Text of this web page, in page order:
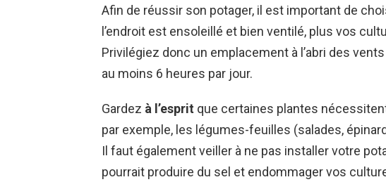
Afin de réussir son potager, il est important de
l’endroit est ensoleillé et bien ventilé, plus vos
Privilégiez donc un emplacement à l’abri des
au moins 6 heures par jour.
Gardez à l’esprit que certaines plantes
par exemple, les légumes-feuilles (salades,
Il faut également veiller à ne pas installer votre
pourrait produire du sel et endommager vos